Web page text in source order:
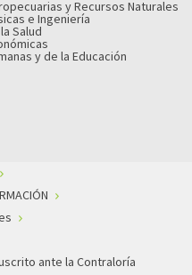
y Recursos Naturales
e Ingeniería
Salud
y de la Educación
ante la Contraloría